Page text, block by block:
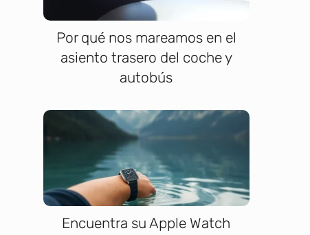
Por qué nos mareamos en el
asiento trasero del coche y
autobús
Encuentra su Apple Watch